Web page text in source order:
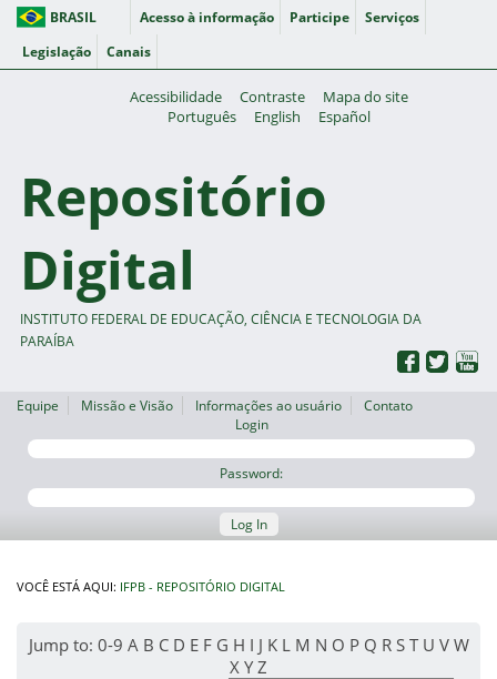
BRASIL Acesso à informação Participe
Serviços
Legislação
Canais
Acessibilidade Contraste
Mapa do site
Português
English Español
Repositório
Digital
INSTITUTO FEDERAL DE EDUCAÇÃO, CIÊNCIA E TECNOLOGIA DA
PARAÍBA
Equipe Missão e Visão Informações ao usuário
Contato
Login
Password:
Log In
VOCÊ ESTÁ AQUI: IFPB - REPOSITÓRIO DIGITAL
Jump to: 0-9 A B C D E F G H I J K L M N O P Q R S T U V W
X Y Z